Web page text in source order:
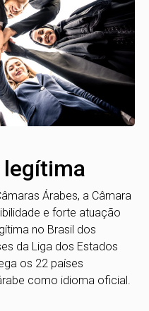
legítima
Árabes, a Câmara
e forte atuação
no Brasil dos
da Liga dos Estados
os 22 países
como idioma oficial.